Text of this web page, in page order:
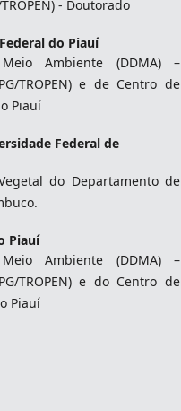
- Doutorado
do Piauí
Ambiente (DDMA) –
TROPEN) e de Centro de
Piauí
Federal de
do Departamento de
Piauí
Ambiente (DDMA) –
TROPEN) e do Centro de
Piauí